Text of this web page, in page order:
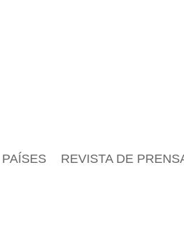
PAÍSES REVISTA DE